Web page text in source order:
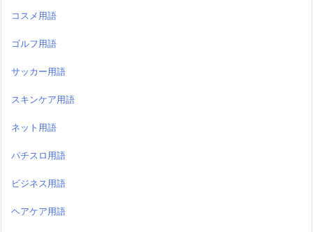
コスメ用語
ゴルフ用語
サッカー用語
スキンケア用語
ネット用語
パチスロ用語
ビジネス用語
ヘアケア用語